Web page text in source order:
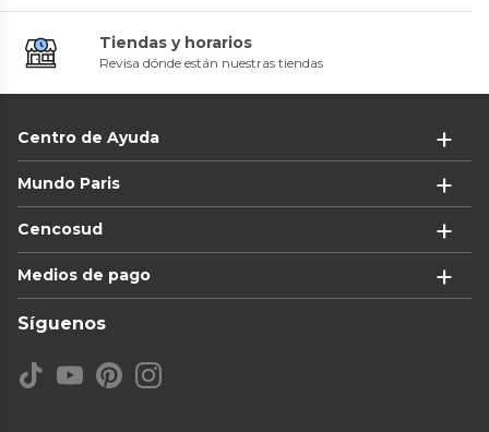
Tiendas y horarios
Revisa dónde están nuestras tiendas
Centro de Ayuda
Mundo Paris
Cencosud
Medios de pago
Síguenos